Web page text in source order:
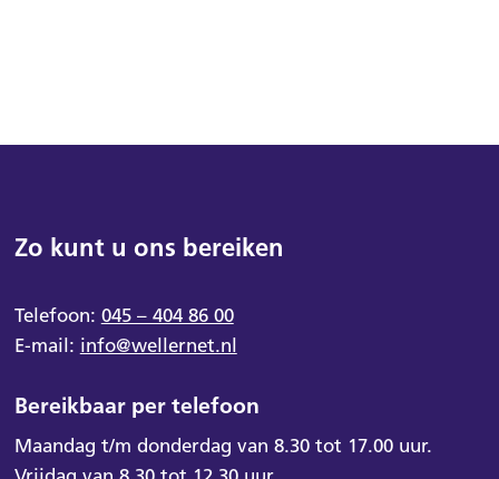
Zo kunt u ons bereiken
Telefoon: 045 – 404 86 00
E-mail: info@wellernet.nl
Bereikbaar per telefoon
Maandag t/m donderdag van 8.30 tot 17.00 uur.